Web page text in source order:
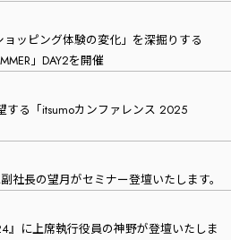
ョッピング体験の変化」を深掘りする
」DAY2を開催
する「itsumoカンファレンス 2025
社長の望月がセミナー登壇いたします。
』に上席執行役員の神野が登壇いたしま